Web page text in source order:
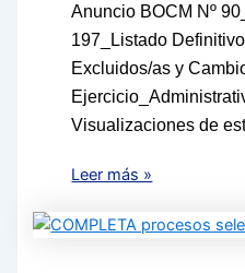
Anuncio BOCM Nº
197_Listado
Excluidos/as y
Visualizaciones de
Leer más »